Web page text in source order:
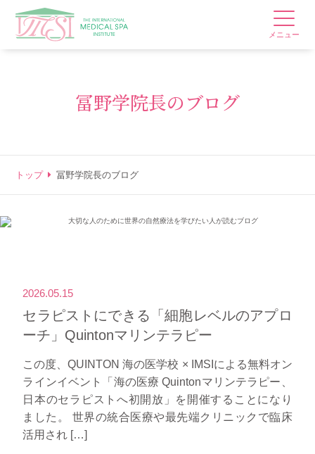
メニュー
冨野学院長のブログ
トップ 冨野学院長のブログ
2026.05.15
セラピストにできる「細胞レベルのアプロ
ーチ」Quintonマリンテラピー
この度、QUINTON 海の医学校 × IMSIによる無料オン
ラインイベント「海の医療 Quintonマリンテラピー、
日本のセラピストへ初開放」を開催することになり
ました。 世界の統合医療や最先端クリニックで臨床
活用され […]